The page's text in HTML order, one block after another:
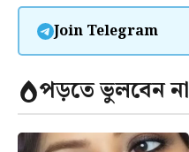
Join Telegram
পড়তে ভুলবেন না